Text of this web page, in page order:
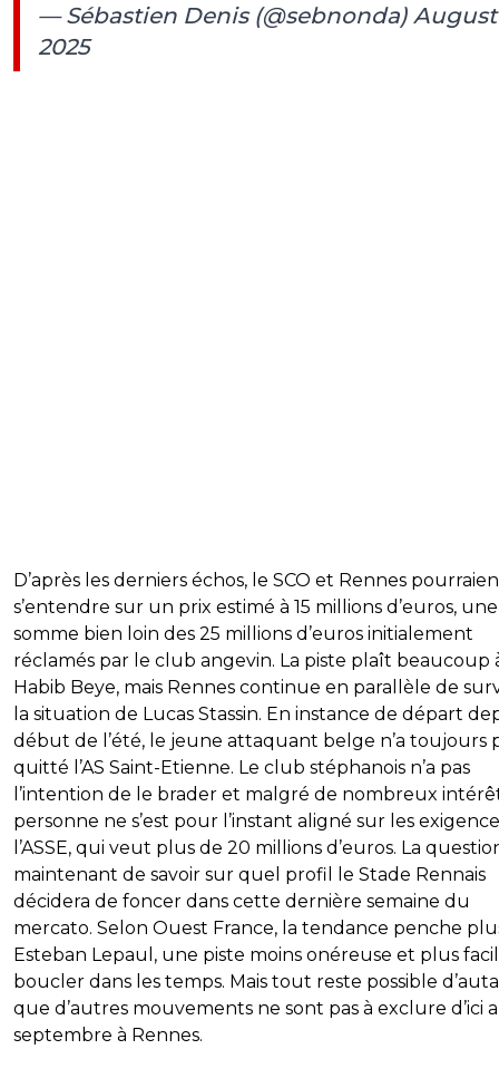
— Sébastien Denis (@sebnonda) August
2025
D’après les derniers échos, le SCO et Rennes
s’entendre sur un prix estimé à 15 millions d’euros, une
somme bien loin des 25 millions d’euros initialement
réclamés par le club angevin. La piste plaît beaucoup
Habib Beye, mais Rennes continue en parallèle de
la situation de Lucas Stassin. En instance de départ
début de l’été, le jeune attaquant belge n’a toujours
quitté l’AS Saint-Etienne. Le club stéphanois n’a pas
l’intention de le brader et malgré de nombreux
personne ne s’est pour l’instant aligné sur les
l’ASSE, qui veut plus de 20 millions d’euros. La
maintenant de savoir sur quel profil le Stade Rennais
décidera de foncer dans cette dernière semaine du
mercato. Selon Ouest France, la tendance penche
Esteban Lepaul, une piste moins onéreuse et plus
boucler dans les temps. Mais tout reste possible
que d’autres mouvements ne sont pas à exclure d’ici
septembre à Rennes.